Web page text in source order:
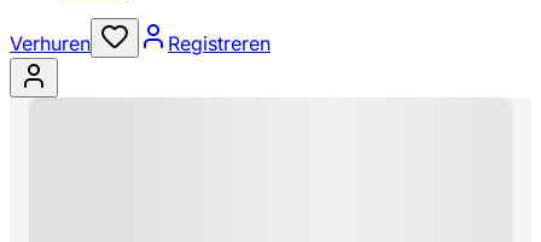
Verhuren Registreren